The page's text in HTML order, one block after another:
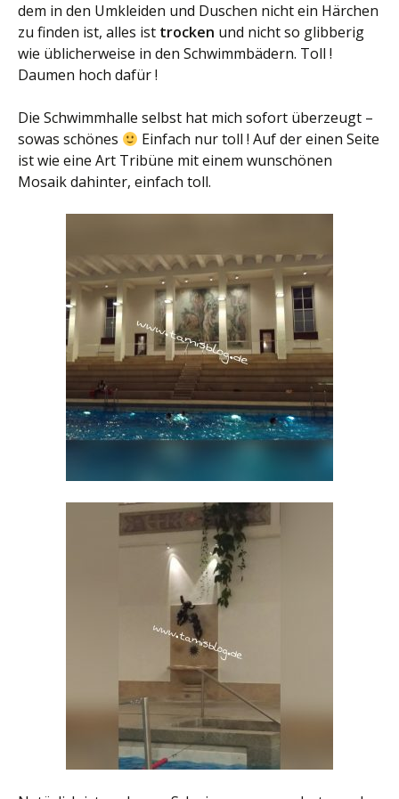
dem in den Umkleiden und Duschen nicht ein Härchen
zu finden ist, alles ist trocken und nicht so glibberig
wie üblicherweise in den Schwimmbädern. Toll !
Daumen hoch dafür !
Die Schwimmhalle selbst hat mich sofort überzeugt –
sowas schönes
Einfach nur toll ! Auf der einen Seite
ist wie eine Art Tribüne mit einem wunschönen
Mosaik dahinter, einfach toll.